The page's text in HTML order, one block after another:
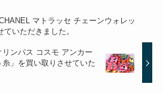
マトラッセ チェーンウォレッ
ていただきました。
リンパス コスモ アンカー
」を買い取りさせていた